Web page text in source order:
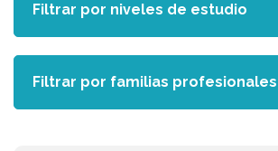
Filtrar por niveles de estudio
Filtrar por familias profesionales